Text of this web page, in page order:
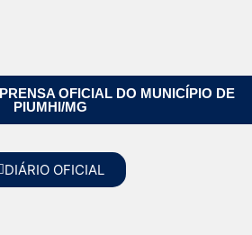
OFICIAL DO MUNICÍPIO DE
PIUMHI/MG
DIÁRIO OFICIAL